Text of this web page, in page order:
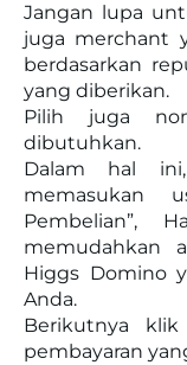
Jangan lupa
juga merchant
berdasarkan
yang diberikan.
Pilih juga
dibutuhkan.
Dalam hal
memasukan
Pembelian”,
memudahkan
Higgs Domino
Anda.
Berikutnya
pembayaran